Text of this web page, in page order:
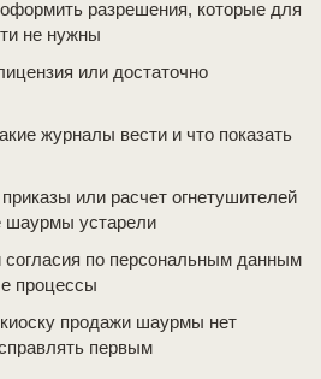
разрешения, которые для
не нужны
или достаточно
журналы вести и что показать
или расчет огнетушителей
шаурмы устарели
по персональным данным
процессы
продажи шаурмы нет
первым